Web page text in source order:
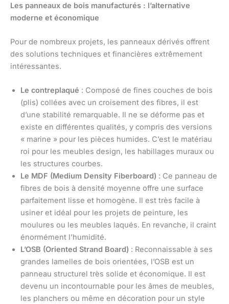
Les panneaux de bois manufacturés : l’alternative
moderne et économique
Pour de nombreux projets, les panneaux dérivés offrent
des solutions techniques et financières extrêmement
intéressantes.
Le contreplaqué : Composé de fines couches de bois
(plis) collées avec un croisement des fibres, il est
d’une stabilité remarquable. Il ne se déforme pas et
existe en différentes qualités, y compris des versions
« marine » pour les pièces humides. C’est le matériau
roi pour les meubles design, les habillages muraux ou
les structures courbes.
Le MDF (Medium Density Fiberboard) : Ce panneau de
fibres de bois à densité moyenne offre une surface
parfaitement lisse et homogène. Il est très facile à
usiner et idéal pour les projets de peinture, les
moulures ou les meubles laqués. En revanche, il craint
énormément l’humidité.
L’OSB (Oriented Strand Board) : Reconnaissable à ses
grandes lamelles de bois orientées, l’OSB est un
panneau structurel très solide et économique. Il est
devenu un incontournable pour les âmes de meubles,
les planchers ou même en décoration pour un style